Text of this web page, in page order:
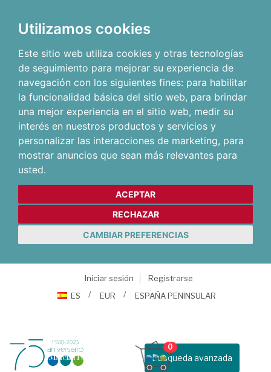
Utilizamos cookies
Este sitio web utiliza cookies y otras tecnologías
de seguimiento para mejorar su experiencia de
navegación con los siguientes fines: para habilitar
la funcionalidad básica del sitio web, para brindar
una mejor experiencia en el sitio web, medir su
interés en nuestros productos y servicios y
personalizar las interacciones de marketing, para
mostrar anuncios que sean más relevantes para
usted.
ACEPTAR
RECHAZAR
CAMBIAR PREFERENCIAS
Iniciar sesión
Registrarse
ES
EUR ESPAÑA PENINSULAR
Busqueda avanzada
0